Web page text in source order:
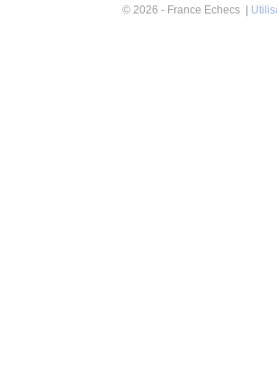
© 2026 - France Echecs |